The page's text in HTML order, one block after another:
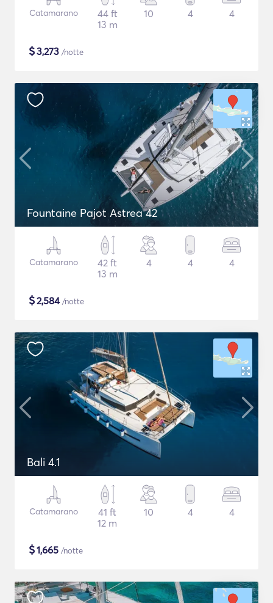
Catamarano
44 ft
13 m
10 4 4
$3,273 /notte
Fountaine Pajot Astrea 42
Catamarano
42 ft
13 m
4 4 4
$2,584/notte
Bali 4.1
Catamarano
41 ft
12 m
10 4 4
$1,665 /notte